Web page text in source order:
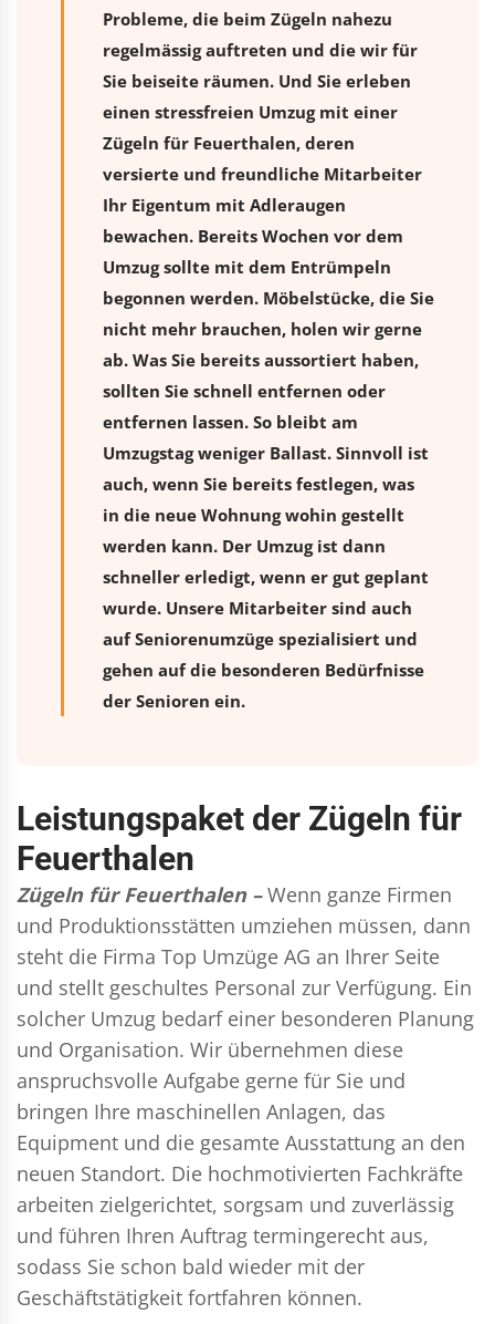
Probleme, die beim Zügeln nahezu
regelmässig auftreten und die wir für
Sie beiseite räumen. Und Sie erleben
einen stressfreien Umzugmit einer
Zügeln für Feuerthalen, deren
versierte und freundliche Mitarbeiter
Ihr Eigentum mit Adleraugen
bewachen. Bereits Wochen vor dem
Umzug sollte mit dem Entrümpeln
begonnen werden. Möbelstücke, die Sie
nicht mehr brauchen, holen wir gerne
ab. Was Sie bereits aussortiert haben,
sollten Sie schnell entfernen oder
entfernen lassen. So bleibt am
Umzugstag weniger Ballast. Sinnvoll ist
auch, wenn Sie bereits festlegen, was
in die neue Wohnung wohin gestellt
werden kann. Der Umzug ist dann
schneller erledigt, wenn er gut geplant
wurde. Unsere Mitarbeiter sind auch
auf Seniorenumzüge spezialisiert und
gehen auf die besonderen Bedürfnisse
der Senioren ein.
Leistungspaket der Zügeln für
Feuerthalen
Zügeln für Feuerthalen – Wenn ganze Firmen
und Produktionsstätten umziehen müssen, dann
steht die Firma Top Umzüge AG an Ihrer Seite
und stellt geschultes Personal zur Verfügung. Ein
solcher Umzug bedarf einer besonderen Planung
und Organisation. Wir übernehmen diese
anspruchsvolle Aufgabe gerne für Sie und
bringen Ihre maschinellen Anlagen, das
Equipment und die gesamte Ausstattung an den
neuen Standort. Die hochmotivierten Fachkräfte
arbeiten zielgerichtet, sorgsam und zuverlässig
und führen Ihren Auftrag termingerecht aus,
sodass Sie schon bald wieder mit der
Geschäftstätigkeit fortfahren können.